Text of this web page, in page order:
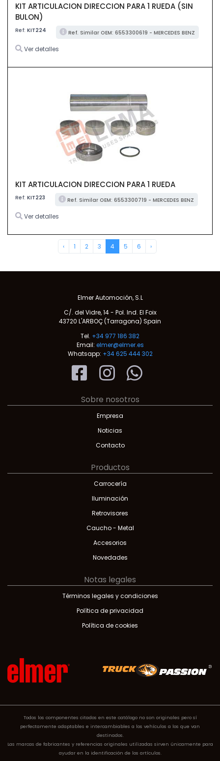
KIT ARTICULACION DIRECCION PARA 1 RUEDA (SIN
BULON)
Ref: KIT224 Ref. Similar OEM: 6553300619 - MERCEDES BENZ
Ver detalles
KIT ARTICULACION DIRECCION PARA 1 RUEDA
Ref: KIT223 Ref. Similar OEM: 6553300719 - MERCEDES BENZ
Ver detalles
‹ 1 2 3 4 5 6 ›
Elmer Automoción, S.L
C/. del Vidre, 14 - Pol. Ind. El Foix
43720 L'ARBOÇ (Tarragona) Spain
Tel. +34 977 186 382
Email: elmer@elmer.es
Whatsapp: +34 625 444 302
Sobre nosotros
Empresa
Noticias
Contacto
Productos
Carrocería
Iluminación
Retrovisores
Caucho - Metal
Accesorios
Novedades
Notas legales
Términos legales y condiciones
Política de privacidad
Política de cookies
Todos los componentes citados en este catálogo no son originales pero sí
perfectamente adaptables e intercambiables a los vehículos a los que van
destinados.
Las marcas de fabricantes y referencias originales utilizadas sirven únicamente para
ayudar en la identificación de los artículos.